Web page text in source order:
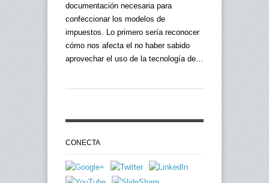
documentación necesaria para
confeccionar los modelos de
impuestos. Lo primero sería reconocer
cómo nos afecta el no haber sabido
aprovechar el uso de la tecnología de…
CONECTA